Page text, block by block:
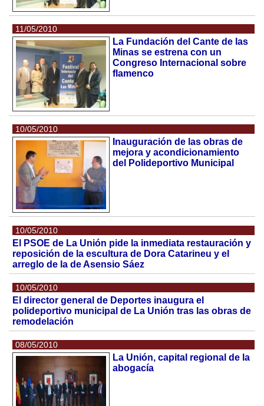
11/05/2010
La Fundación del Cante de las
Minas se estrena con un
Congreso Internacional sobre
flamenco
10/05/2010
Inauguración de las obras de
mejora y acondicionamiento
del Polideportivo Municipal
10/05/2010
El PSOE de La Unión pide la inmediata restauración y
reposición de la escultura de Dora Catarineu y el
arreglo de la de Asensio Sáez
10/05/2010
El director general de Deportes inaugura el
polideportivo municipal de La Unión tras las obras de
remodelación
08/05/2010
La Unión, capital regional de la
abogacía